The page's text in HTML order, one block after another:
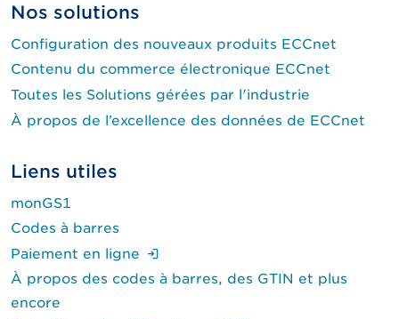
Nos solutions
Configuration des nouveaux produits ECCnet
Contenu du commerce électronique ECCnet
Toutes les Solutions gérées par l'industrie
À propos de l’excellence des données de ECCnet
Liens utiles
monGS1
Codes à barres
Paiement en ligne
À propos des codes à barres, des GTIN et plus
encore